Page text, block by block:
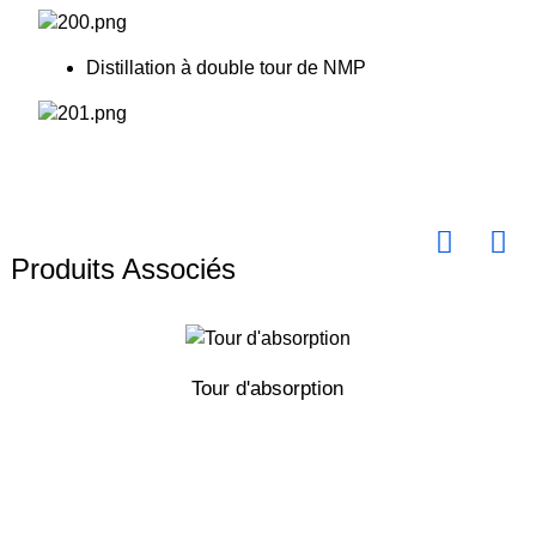
Distillation à double tour de NMP
Produits Associés
Tour d'absorption